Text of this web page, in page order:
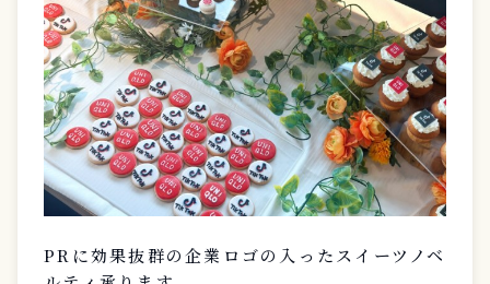
PRに効果抜群の企業ロゴの入ったスイーツノベ